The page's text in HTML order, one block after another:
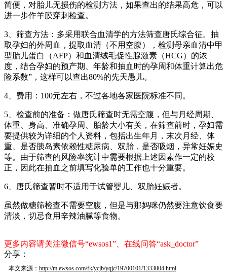
简便，对胎儿无损伤的检测方法，如果查出的结果高危，可以
进一步作羊膜穿刺检查。
3、筛查方法：多采用联合血清学的方法筛查唐氏综合征。抽
取孕妇的外周血，提取血清（不用空腹），检测母亲血清中甲
型胎儿蛋白（AFP）和血清绒毛促性腺激素（HCG）的浓
度，结合孕妇的预产期、年龄和抽血时的孕周和体重计算出危
险系数”，这样可以查出80%的先天愚儿。
4、费用：100元左右，不过各地各家医院标准不同。
5、检查前的准备：做唐氏筛查时无需空腹，但与月经周期、
体重、身高、准确孕周、胎龄大小有关，在筛查前时，孕妇需
要提供较为详细的个人资料，包括出生年月，末次月经、体
重、是否胰岛素依赖性糖尿病、双胎，是否吸烟，异常妊娠史
等。由于筛查的风险率统计中需要根据上述因素作一定的校
正，因此在抽血之前填写化验单的工作也十分重要。
6、唐氏筛查暂时不适用于试管婴儿、双胎妊娠者。
虽然做糖筛检查不需要空腹，但是与那妈咪仍然要注意饮食要
清淡，切忌食用辛辣油腻等食物。
更多内容请关注微信号“ewsos1”、在线问答“ask_doctor”
分享：
本文来源： http://m.ewsos.com/fk/ycjb/yqjc/19700101/1333004.html